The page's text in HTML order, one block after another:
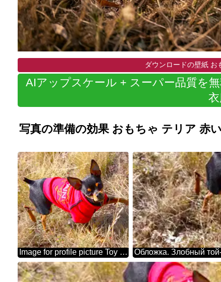
ダウンロードの壁紙 お
AIアップスケール + スーパー品質を
写真の準備の効果 おもちゃ テリア 赤
Image for profile picture Toy Terrier in red clothes. Обложка. Злобный